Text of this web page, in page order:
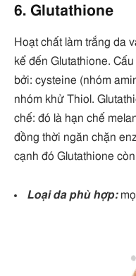
6. Glutathione
Hoạt chất làm trắng da
kể đến Glutathione.
bởi: cysteine (nhóm
nhóm khử Thiol.
chế: đó là hạn chế
đồng thời ngăn chặn
cạnh đó Glutathione
Loại da phù hợp: